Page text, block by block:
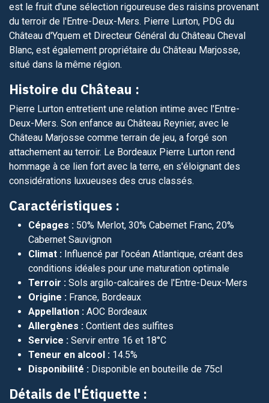
est le fruit d'une sélection rigoureuse des raisins provenant
du terroir de l'Entre-Deux-Mers. Pierre Lurton, PDG du
Château d'Yquem et Directeur Général du Château Cheval
Blanc, est également propriétaire du Château Marjosse,
situé dans la même région.
Histoire du Château :
Pierre Lurton entretient une relation intime avec l'Entre-
Deux-Mers. Son enfance au Château Reynier, avec le
Château Marjosse comme terrain de jeu, a forgé son
attachement au terroir. Le Bordeaux Pierre Lurton rend
hommage à ce lien fort avec la terre, en s'éloignant des
considérations luxueuses des crus classés.
Caractéristiques :
Cépages : 50% Merlot, 30% Cabernet Franc, 20%
Cabernet Sauvignon
Climat : Influencé par l'océan Atlantique, créant des
conditions idéales pour une maturation optimale
Terroir : Sols argilo-calcaires de l'Entre-Deux-Mers
Origine : France, Bordeaux
Appellation : AOC Bordeaux
Allergènes : Contient des sulfites
Service : Servir entre 16 et 18°C
Teneur en alcool : 14.5%
Disponibilité : Disponible en bouteille de 75cl
Détails de l'Étiquette :